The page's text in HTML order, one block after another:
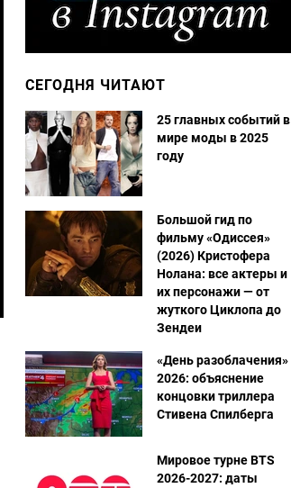
СЕГОДНЯ ЧИТАЮТ
25 главных событий в
мире моды в 2025
году
Большой гид по
фильму «Одиссея»
(2026) Кристофера
Нолана: все актеры и
их персонажи — от
жуткого Циклопа до
Зендеи
«День разоблачения»
2026: объяснение
концовки триллера
Стивена Спилберга
Мировое турне BTS
2026-2027: даты